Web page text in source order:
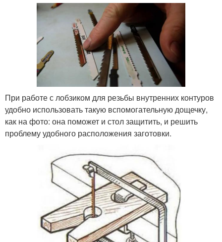
При работе с лобзиком для резьбы внутренних контуров
удобно использовать такую вспомогательную дощечку,
как на фото: она поможет и стол защитить, и решить
проблему удобного расположения заготовки.